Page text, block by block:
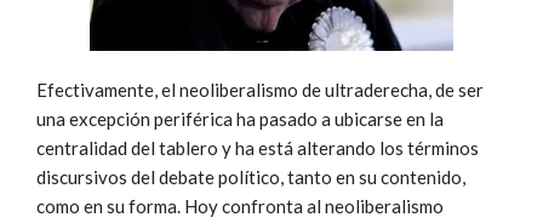
Efectivamente, el neoliberalismo de ultraderecha, de ser
una excepción periférica ha pasado a ubicarse en la
centralidad del tablero y ha está alterando los términos
discursivos del debate político, tanto en su contenido,
como en su forma. Hoy confronta al neoliberalismo